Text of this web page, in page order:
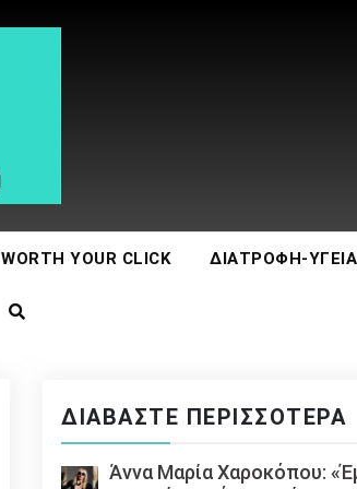
WORTH YOUR CLICK ΔΙΑΤΡΟΦΉ-ΥΓΕΊΑ
ΔΙΑΒΆΣΤΕ ΠΕΡΙΣΣΌΤΕΡΑ
Άννα Μαρία Χαροκόπου: